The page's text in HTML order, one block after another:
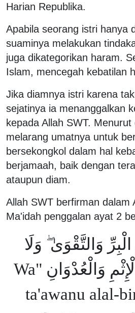
Harian Republika.
Apabila seorang istri hanya
suaminya melakukan
juga dikategorikan haram.
Islam, mencegah kebatilan
Jika diamnya istri karena
sejatinya ia menanggalkan
kepada Allah SWT.
melarang umatnya untuk
bersekongkol dalam hal
berjamaah, baik dengan
ataupun diam.
Allah SWT berfirman dalam
Ma'idah penggalan ayat 2
وَالتَّقْوَىٰ ۖ وَلَا
تَعَاوَنُوا عَلَى الْإِثْمِ وَالْعُدْوَانِ "Wa
ta'awanu alal-